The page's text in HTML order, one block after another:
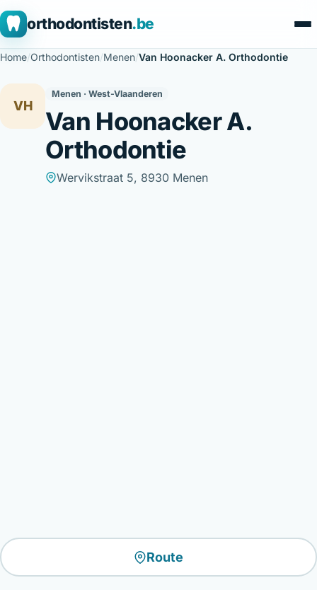
orthodontisten.be
Home/Orthodontisten/Menen/Van Hoonacker A. Orthodontie
VH
Menen · West-Vlaanderen
Van Hoonacker A.
Orthodontie
Wervikstraat 5, 8930 Menen
Route